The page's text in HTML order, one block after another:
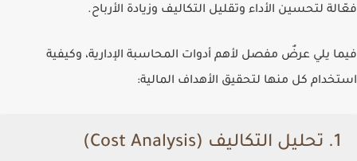
فعّالة لتحسين الأداء وتقليل التكاليف وزيادة الأرباح.
فيما يلي عرضٌ مفصل لأهم أدوات المحاسبة الإدارية، وكيفية
استخدام كل منها لتحقيق الأهداف المالية:
1. تحليل التكاليف (Cost Analysis)